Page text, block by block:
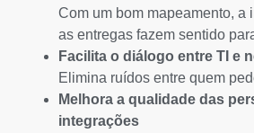
Com um bom mapeamento, a
as entregas fazem sentido
Facilita o diálogo entre TI e
Elimina ruídos entre quem
Melhora a qualidade das
integrações